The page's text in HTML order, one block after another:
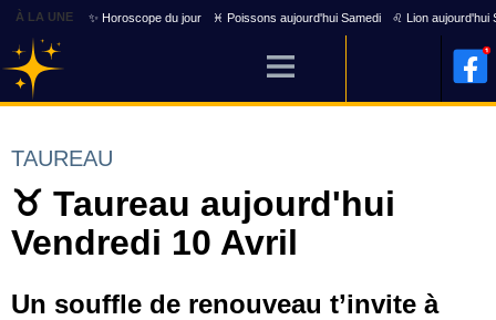
À LA UNE ✨ Horoscope du jour ♓ Poissons aujourd'hui Samedi ♌ Lion aujourd'hui
TAUREAU
♉ Taureau aujourd'hui
Vendredi 10 Avril
Un souffle de renouveau t’invite à